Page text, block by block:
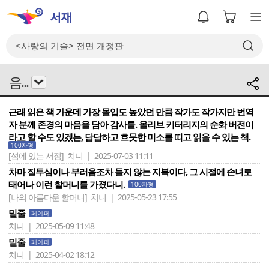
음...
근래 읽은 책 가운데 가장 몰입도 높았던 만큼 작가도 작가지만 번역
자 분께 존경의 마음을 담아 감사를. 올리브 키터리지의 순화 버전이
라고 할 수도 있겠는, 담담하고 흐뭇한 미소를 띠고 읽을 수 있는 책.
100자평
[섬에 있는 서점] 치니 | 2025-07-03 11:11
차마 질투심이나 부러움조차 들지 않는 지복이다, 그 시절에 손녀로
태어나 이런 할머니를 가졌다니.
100자평
[나의 아름다운 할머니] 치니 | 2025-05-23 17:55
밑줄 페이퍼
치니 | 2025-05-09 11:48
밑줄 페이퍼
치니 | 2025-04-02 18:12